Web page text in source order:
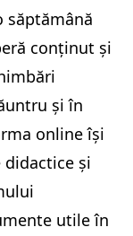
săptămână
conținut și
și în
online își
didactice și
utile în